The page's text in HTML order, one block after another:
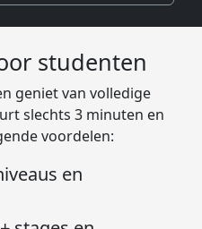
studenten
geniet van volledige
slechts 3 minuten en
voordelen:
en